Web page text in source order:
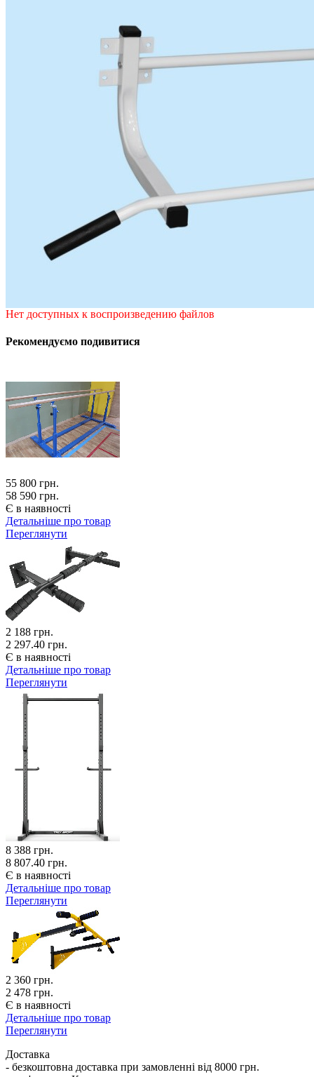
Нет доступных к воспроизведению файлов
Рекомендуємо подивитися
55 800 грн.
58 590 грн.
Є в наявності
Детальніше про товар
Переглянути
2 188 грн.
2 297.40 грн.
Є в наявності
Детальніше про товар
Переглянути
8 388 грн.
8 807.40 грн.
Є в наявності
Детальніше про товар
Переглянути
2 360 грн.
2 478 грн.
Є в наявності
Детальніше про товар
Переглянути
Доставка
- безкоштовна доставка при замовленні від 8000 грн.